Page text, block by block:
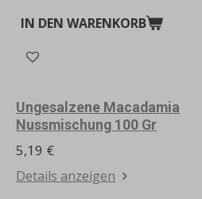
IN DEN WARENKORB
Ungesalzene Macadamia
Nussmischung 100 Gr
5,19 €
Details anzeigen